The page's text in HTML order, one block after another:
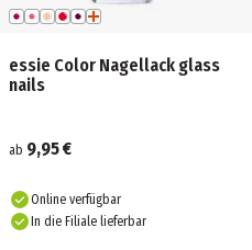
essie Color Nagellack glass
nails
ab 9,95 €
Online verfügbar
In die Filiale lieferbar